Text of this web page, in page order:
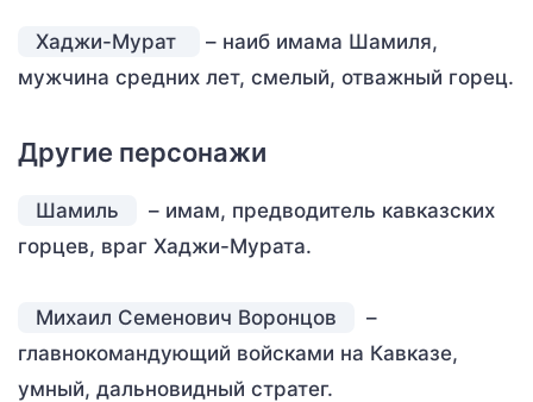
Хаджи-Мурат
– наиб имама Шамиля,
мужчина средних лет, смелый, отважный горец.
Другие персонажи
Шамиль
– имам, предводитель кавказских
горцев, враг Хаджи-Мурата.
Михаил Семенович Воронцов
–
главнокомандующий войсками на Кавказе,
умный, дальновидный стратег.